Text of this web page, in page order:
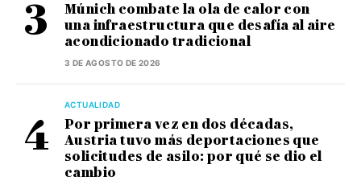
Múnich combate la ola de calor con
una infraestructura que desafía al aire
acondicionado tradicional
3 DE AGOSTO DE 2026
ACTUALIDAD
Por primera vez en dos décadas,
Austria tuvo más deportaciones que
solicitudes de asilo: por qué se dio el
cambio